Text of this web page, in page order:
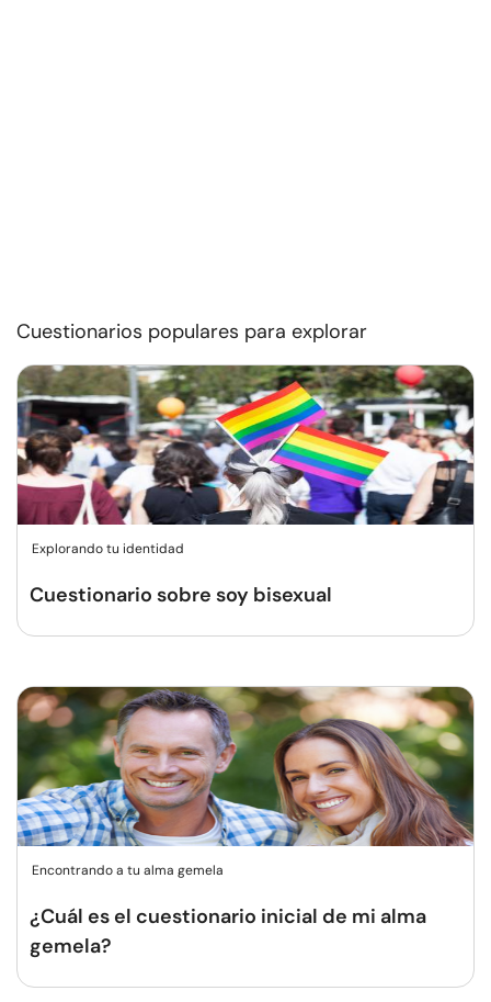
Cuestionarios populares para explorar
Explorando tu identidad
Cuestionario sobre soy bisexual
Encontrando a tu alma gemela
¿Cuál es el cuestionario inicial de mi alma
gemela?